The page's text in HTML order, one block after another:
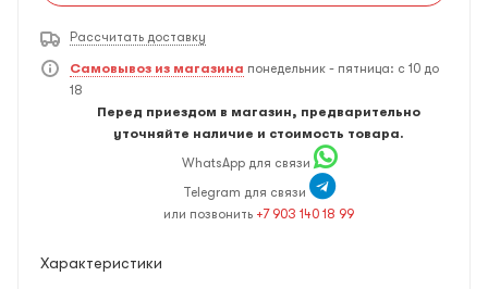
Рассчитать доставку
Самовывоз из магазина понедельник - пятница: с 10 до
18
Перед приездом в магазин, предварительно
уточняйте наличие и стоимость товара.
WhatsApp для связи
Telegram для связи
или позвонить +7 903 140 18 99
Характеристики